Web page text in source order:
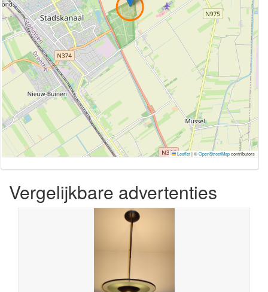
Leaflet|©OpenStreetMapcontributors
Vergelijkbare advertenties